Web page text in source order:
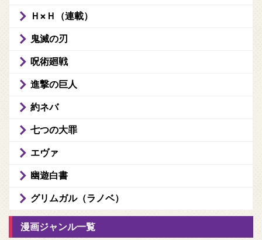
Ｈ×Ｈ（連載）
鬼滅の刃
呪術廻戦
進撃の巨人
約ネバ
七つの大罪
エヴァ
幽遊白書
グリムガル（ラノベ）
漫画ジャンル一覧